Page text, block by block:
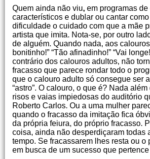
Quem ainda não viu, em programas
característicos e dublar ou cantar
dificuldade o cuidado com que a mãe
artista que imita. Nota-se, por outro
de alguém. Quando nada, aos
bonitinho!” “Tão afinadinho!” “Vai
contrário dos calouros adultos, não
fracasso que parece rondar todo o
que o calouro adulto só consegue ser
“astro”. O calouro, o que é? Nada
risos e vaias impiedosas do auditório
Roberto Carlos. Ou a uma mulher
quando o fracasso da imitação fica
da própria feiura, do próprio fracasso.
coisa, ainda não desperdiçaram todas
tempo. Se fracassarem lhes resta ou
em busca de um sucesso que